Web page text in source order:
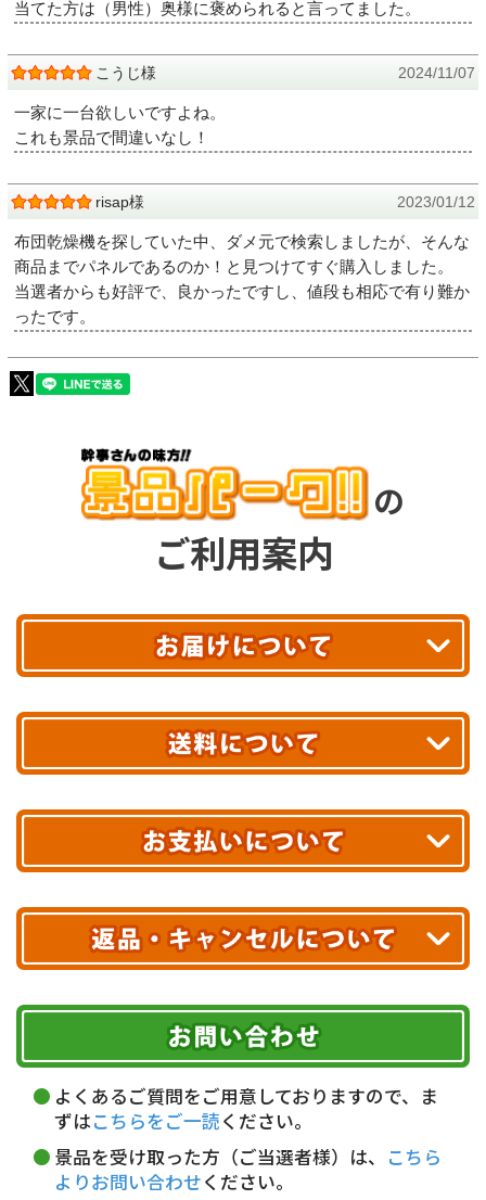
当てた方は（男性）奥様に褒められると言ってました。
こうじ様 2024/11/07
一家に一台欲しいですよね。
これも景品で間違いなし！
risap様 2023/01/12
布団乾燥機を探していた中、ダメ元で検索しましたが、そんな
商品までパネルであるのか！と見つけてすぐ購入しました。
当選者からも好評で、良かったですし、値段も相応で有り難か
ったです。
の
ご利用案内
最短翌日お届け!
あす着エリアが対象です。
エリアやお届け日の確認はこちら▶
※ 配送業者による配送遅延が生じる可能性がございます。
※ 沖縄・離島はお届けできません。
送料無料!
10,000円未満 全国一律1,100円(税込)
配送業者
ヤマト運輸
お届け可能時間帯
午前中 14～16時
16～18時
18～20時
19～21時 指定なし
クレジットカード
代金引換(現金のみ)
5,000円未満…330円(税込)
銀行振込(前払い)
期限を含むルール（条件）や、お客様にご負担い
ただく費用がございます。
詳しくはこちら▶
よくあるご質問をご用意しておりますので、ま
ずはこちらをご一読ください。
景品を受け取った方（ご当選者様）は、 こちら
よりお問い合わせください。